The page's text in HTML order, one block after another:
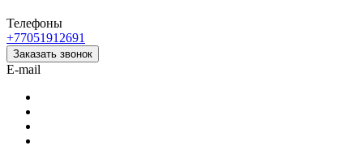
Телефоны
+77051912691
Заказать звонок
E-mail